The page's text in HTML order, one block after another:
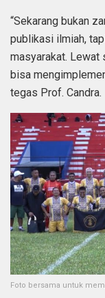
“Sekarang bukan
publikasi ilmiah,
masyarakat. Lewat
bisa
tegas Prof. Candra.
Foto bersama untuk